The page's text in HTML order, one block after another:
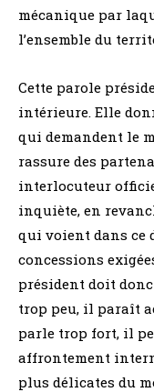
mécanique par
l’ensemble du
Cette parole
intérieure. Elle
qui demandent le
rassure des
interlocuteur
inquiète, en
qui voient dans ce
concessions
président doit
trop peu, il paraît
parle trop fort, il
affrontement
plus délicates du